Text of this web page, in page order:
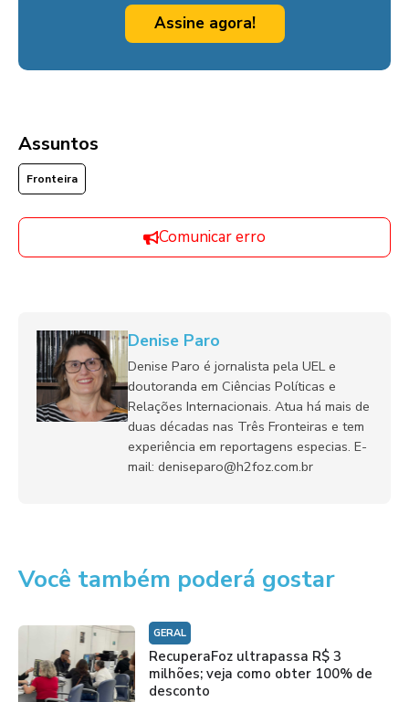
Assine agora!
Assuntos
Fronteira
Comunicar erro
Denise Paro
Denise Paro é jornalista pela UEL e
doutoranda em Ciências Políticas e
Relações Internacionais. Atua há mais de
duas décadas nas Três Fronteiras e tem
experiência em reportagens especias. E-
mail: deniseparo@h2foz.com.br
Você também poderá gostar
GERAL
RecuperaFoz ultrapassa R$ 3
milhões; veja como obter 100% de
desconto